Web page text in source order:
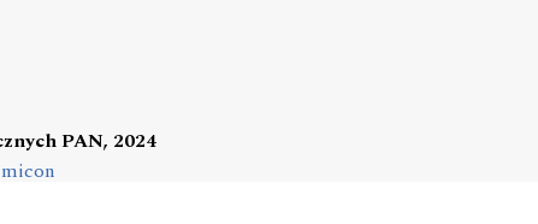
PAN, 2024